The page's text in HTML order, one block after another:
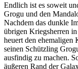
Endlich ist es soweit
Grogu und den
Nachdem das dunkle
übrigen Kriegsherren
heuert den
seinen Schützling
ausfindig zu machen.
äußeren Rand der